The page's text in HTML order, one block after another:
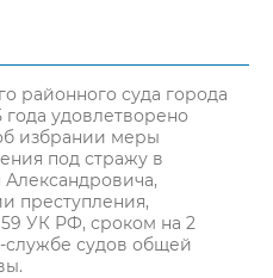
районного суда города
удовлетворено
избрании меры
под стражу в
преступления,
УК РФ, сроком на 2
судов общей